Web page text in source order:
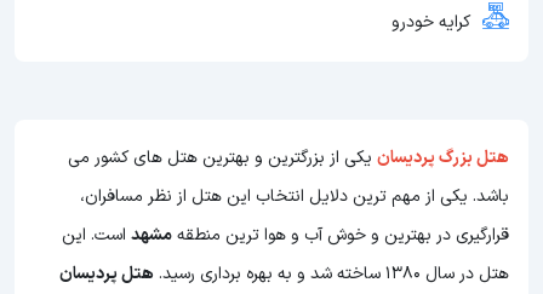
کرایه خودرو
هتل بزرگ پردیسان یکی از بزرگترين و بهترين هتل های کشور می
باشد. يكی از مهم ترين دلايل انتخاب اين هتل از نظر مسافران،
قرارگیری در بهترين و خوش آب و هوا ترين منطقهمشهد است. اين
هتل در سال 1380 ساخته شد و به بهره برداری رسید.
هتل پردیسان